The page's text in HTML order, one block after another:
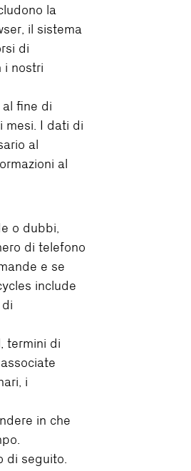
la
il sistema
di
i nostri
fine di
mesi. I dati di
al
al
o dubbi,
di telefono
e se
include
termini di
i
in che
di seguito.